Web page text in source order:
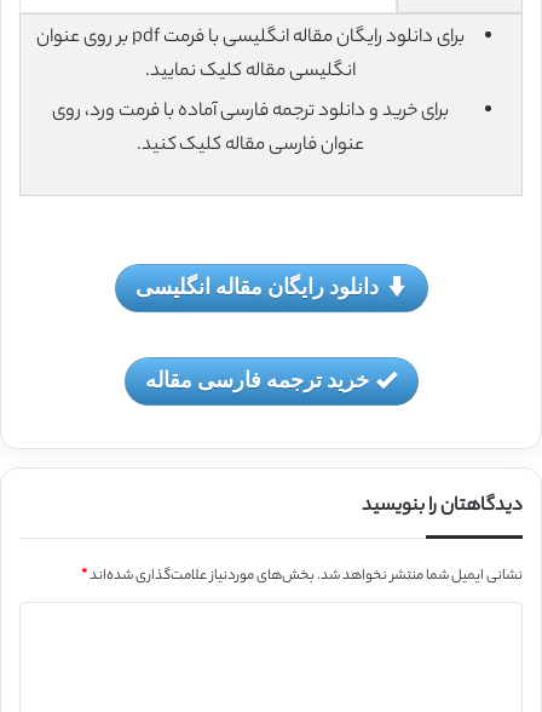
برای دانلود رایگان مقاله انگلیسی با فرمت pdf بر روی عنوان
انگلیسی مقاله کلیک نمایید.
برای خرید و دانلود ترجمه فارسی آماده با فرمت ورد، روی
عنوان فارسی مقاله کلیک کنید.
دانلود رایگان مقاله انگلیسی
خرید ترجمه فارسی مقاله
دیدگاهتان را بنویسید
نشانی ایمیل شما منتشر نخواهد شد.بخش‌های موردنیاز علامت‌گذاری شده‌اند*